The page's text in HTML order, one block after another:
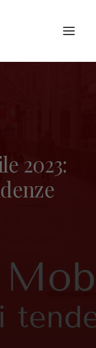
2023: